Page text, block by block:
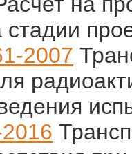
стадии
2007